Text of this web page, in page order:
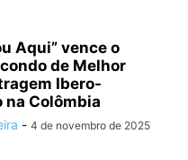
Aqui” vence o
de Melhor
Ibero-
na Colômbia
- 4 de novembro de 2025